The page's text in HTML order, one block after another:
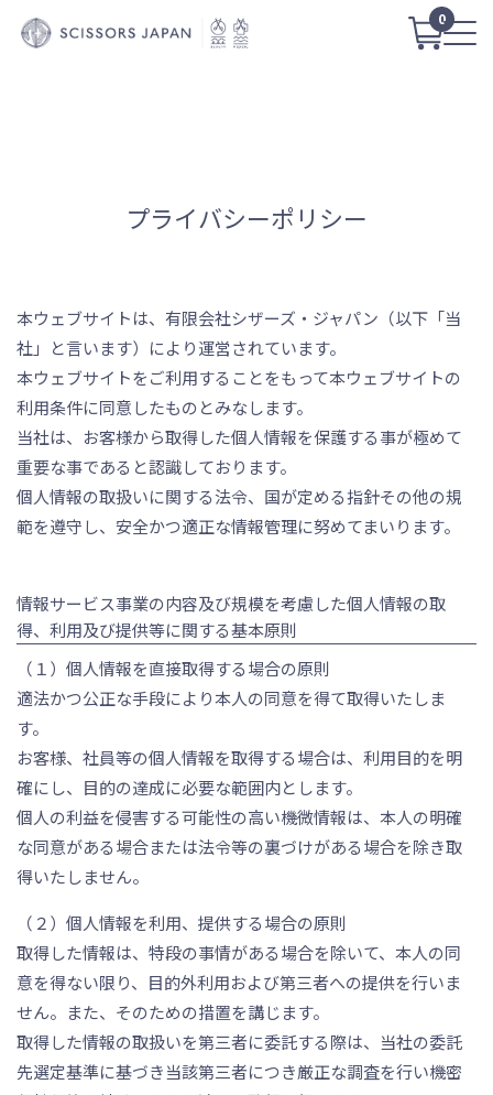
0
プライバシーポリシー
本ウェブサイトは、有限会社シザーズ・ジャパン（以下「当
社」と言います）により運営されています。
本ウェブサイトをご利用することをもって本ウェブサイトの
利用条件に同意したものとみなします。
当社は、お客様から取得した個人情報を保護する事が極めて
重要な事であると認識しております。
個人情報の取扱いに関する法令、国が定める指針その他の規
範を遵守し、安全かつ適正な情報管理に努めてまいります。
情報サービス事業の内容及び規模を考慮した個人情報の取
得、利用及び提供等に関する基本原則
（１）個人情報を直接取得する場合の原則
適法かつ公正な手段により本人の同意を得て取得いたしま
す。
お客様、社員等の個人情報を取得する場合は、利用目的を明
確にし、目的の達成に必要な範囲内とします。
個人の利益を侵害する可能性の高い機微情報は、本人の明確
な同意がある場合または法令等の裏づけがある場合を除き取
得いたしません。
（２）個人情報を利用、提供する場合の原則
取得した情報は、特段の事情がある場合を除いて、本人の同
意を得ない限り、目的外利用および第三者への提供を行いま
せん。また、そのための措置を講じます。
取得した情報の取扱いを第三者に委託する際は、当社の委託
先選定基準に基づき当該第三者につき厳正な調査を行い機密